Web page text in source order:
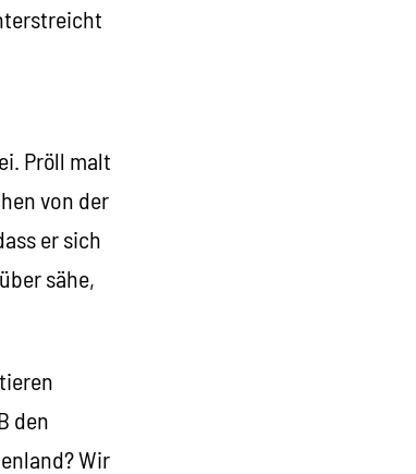
Pröll malt
von der
er sich
sähe,
den
Wir